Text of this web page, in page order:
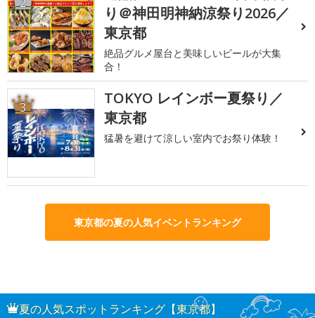
り＠神田明神納涼祭り2026／
東京都
絶品グルメ屋台と美味しいビールが大集
合！
3
TOKYO レインボー夏祭り／
東京都
猛暑を避けて涼しい室内でお祭り体験！
東京都の夏の人気イベントランキング
夏の人気スポットランキング【東京都】